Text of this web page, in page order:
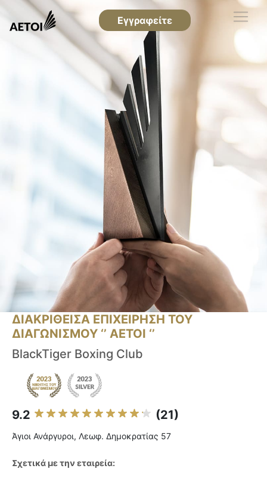
Εγγραφείτε
ΔΙΑΚΡΙΘΕΙΣΑ ΕΠΙΧΕΙΡΗΣΗ ΤΟΥ
ΔΙΑΓΩΝΙΣΜΟΥ ‘’ ΑΕΤΟΙ ‘’
BlackTiger Boxing Club
9.2 (21)
Άγιοι Ανάργυροι, Λεωφ. Δημοκρατίας 57
Σχετικά με την εταιρεία: